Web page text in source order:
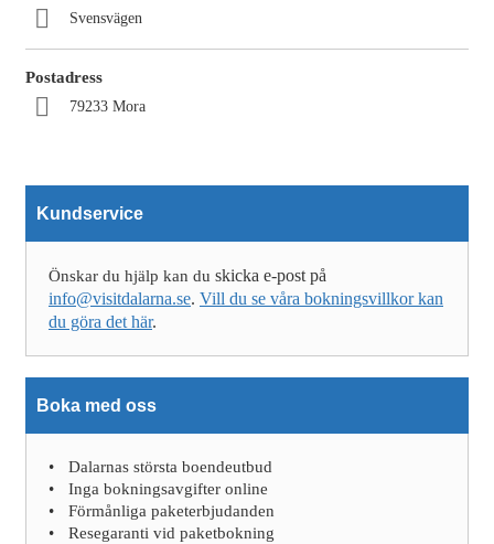
Svensvägen
Postadress
79233 Mora
Kundservice
Önskar du hjälp kan du skicka e-post på
info@visitdalarna.se. Vill du se våra bokningsvillkor kan
du göra det här.
Boka med oss
Dalarnas största boendeutbud
Inga bokningsavgifter online
Förmånliga paketerbjudanden
Resegaranti vid paketbokning